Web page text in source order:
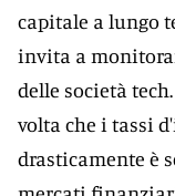
capitale a lungo
invita a
delle società
volta che i tassi
drasticamente è